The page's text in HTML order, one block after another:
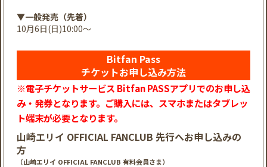
▼一般発売（先着）
10月6日(日)10:00～
Bitfan Pass
チケットお申し込み方法
※電子チケットサービス Bitfan PASSアプリでのお申し込
み・発券となります。ご購入には、スマホまたはタブレッ
ト端末が必要となります。
山崎エリイ OFFICIAL FANCLUB 先行へお申し込みの
方
（山崎エリイ OFFICIAL FANCLUB 有料会員さま）